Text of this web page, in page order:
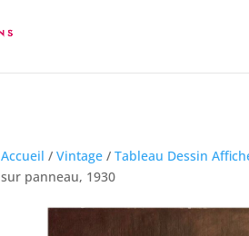
Accueil /Vintage /Tableau Dessin
sur panneau, 1930